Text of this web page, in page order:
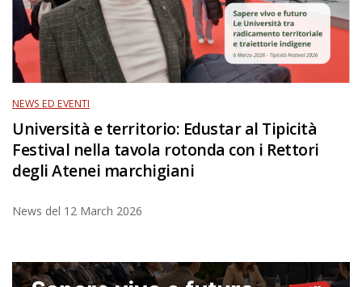
NEWS ED EVENTI
Università e territorio: Edustar al Tipicità
Festival nella tavola rotonda con i Rettori
degli Atenei marchigiani
News del 12 March 2026